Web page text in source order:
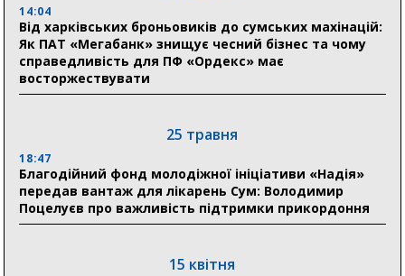
Ніколаєнко: у Сумах погодили 115 компенсацій на
відновлення житла майже на 6,6 млн грн
Сумщини пояснив, як отримати допомогу на зиму
17:52
«Укрексімбанк» припиняє виплату пенсій: у
Пенсійному фонді Сумщини пояснили, що робити
людям
14:04
Від харківських броньовиків до сумських махінацій:
Як ПАТ «Мегабанк» знищує чесний бізнес та чому
справедливість для ПФ «Ордекс» має
восторжествувати
25 травня
18:47
Благодійний фонд молодіжної ініціативи «Надія»
передав вантаж для лікарень Сум: Володимир
Поцелуєв про важливість підтримки прикордоння
15 квітня